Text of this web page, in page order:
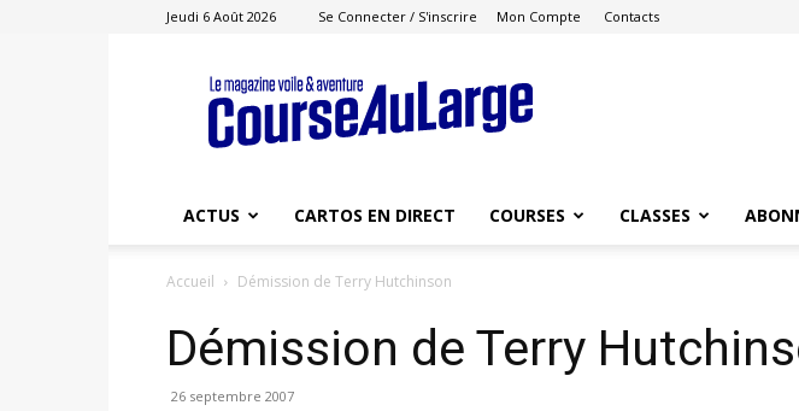
Jeudi 6 Août 2026 Se Connecter / S'inscrire Mon Compte Contacts
Course
au
Large
ACTUS CARTOS EN DIRECT COURSES CLASSES
Accueil Démission de Terry Hutchinson
Démission de Terry
26 septembre 2007